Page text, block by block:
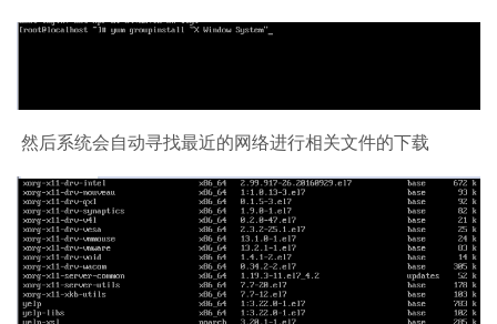
然后系统会自动寻找最近的网络进行相关文件的下载